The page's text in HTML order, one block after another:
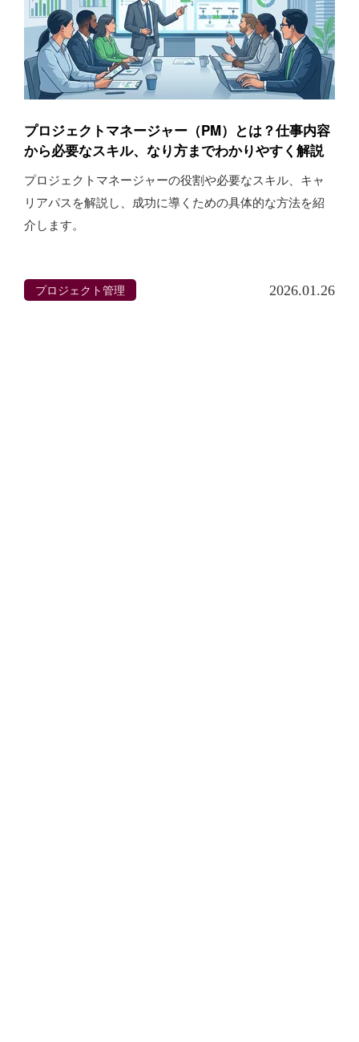
プロジェクトマネージャー（PM）とは？仕事内容
から必要なスキル、なり方までわかりやすく解説
プロジェクトマネージャーの役割や必要なスキル、キャ
リアパスを解説し、成功に導くための具体的な方法を紹
介します。
プロジェクト管理 2026.01.26